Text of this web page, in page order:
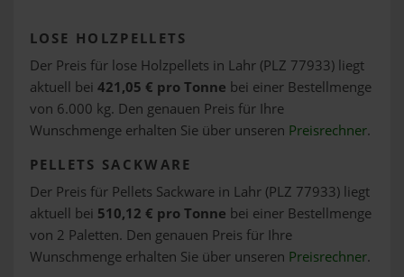
LOSE HOLZPELLETS
Der Preis für lose Holzpellets in Lahr (PLZ 77933) liegt
aktuell bei 421,05 € pro Tonne bei einer Bestellmenge
von 6.000 kg. Den genauen Preis für Ihre
Wunschmenge erhalten Sie über unseren Preisrechner.
PELLETS SACKWARE
Der Preis für Pellets Sackware in Lahr (PLZ 77933) liegt
aktuell bei 510,12 € pro Tonne bei einer Bestellmenge
von 2 Paletten. Den genauen Preis für Ihre
Wunschmenge erhalten Sie über unseren Preisrechner.